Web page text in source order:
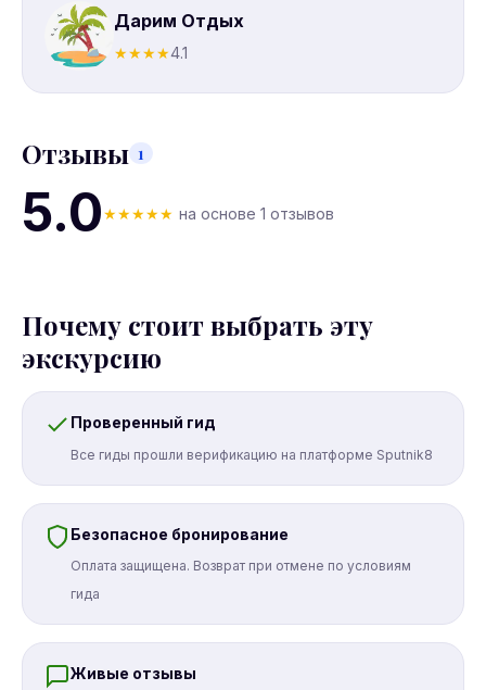
Дарим Отдых
★★★★4.1
Отзывы 1
5.0★★★★★ на основе 1 отзывов
Почему стоит выбрать эту
экскурсию
Проверенный гид
Все гиды прошли верификацию на платформе Sputnik8
Безопасное бронирование
Оплата защищена. Возврат при отмене по условиям
гида
Живые отзывы